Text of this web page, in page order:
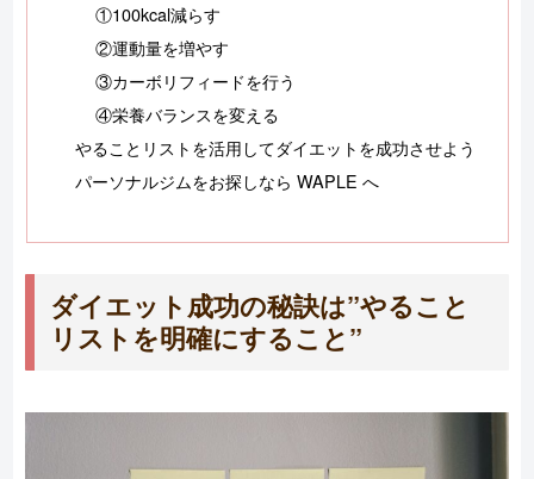
①100kcal減らす
②運動量を増やす
③カーボリフィードを行う
④栄養バランスを変える
やることリストを活用してダイエットを成功させよう
パーソナルジムをお探しなら WAPLE へ
ダイエット成功の秘訣は”やること
リストを明確にすること”